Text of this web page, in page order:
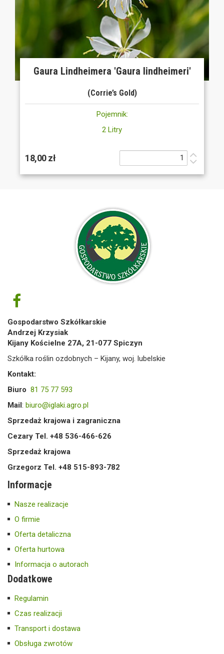
Gaura Lindheimera 'Gaura lindheimeri'
(Corrie’s Gold)
Pojemnik:
2 Litry
18,00 zł
Gospodarstwo Szkółkarskie
Andrzej Krzysiak
Kijany Kościelne 27A, 21-077 Spiczyn
Szkółka roślin ozdobnych – Kijany, woj. lubelskie
Kontakt:
Biuro 81 75 77 593
Mail: biuro@iglaki.agro.pl
Sprzedaż krajowa i zagraniczna
Cezary Tel. +48 536-466-626
Sprzedaż krajowa
Grzegorz Tel. +48 515-893-782
Informacje
Nasze realizacje
O firmie
Oferta detaliczna
Oferta hurtowa
Informacja o autorach
Dodatkowe
Regulamin
Czas realizacji
Transport i dostawa
Obsługa zwrotów